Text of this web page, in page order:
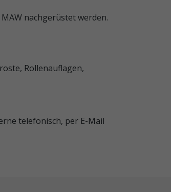
nachgerüstet werden.
Rollenauflagen,
telefonisch, per E-Mail